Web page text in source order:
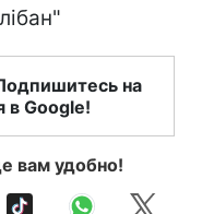
на
в Google!
вам удобно!